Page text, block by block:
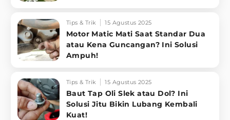
Tips & Trik 15 Agustus 2025
Motor Matic Mati Saat Standar Dua
atau Kena Guncangan? Ini Solusi
Ampuh!
Tips & Trik 15 Agustus 2025
Baut Tap Oli Slek atau Dol? Ini
Solusi Jitu Bikin Lubang Kembali
Kuat!